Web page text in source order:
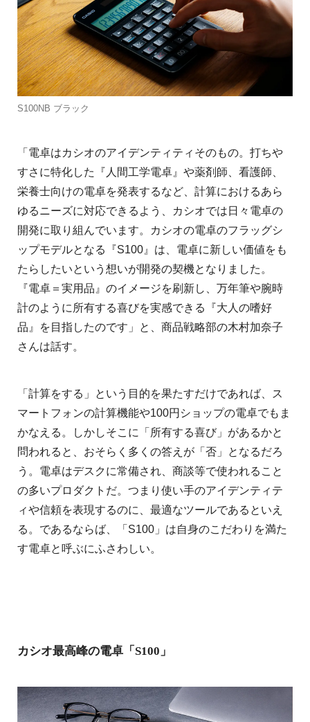
S100NB ブラック
「電卓はカシオのアイデンティティそのもの。打ちや
すさに特化した『人間工学電卓』や薬剤師、看護師、
栄養士向けの電卓を発表するなど、計算におけるあら
ゆるニーズに対応できるよう、カシオでは日々電卓の
開発に取り組んでいます。カシオの電卓のフラッグシ
ップモデルとなる『S100』は、電卓に新しい価値をも
たらしたいという想いが開発の契機となりました。
『電卓＝実用品』のイメージを刷新し、万年筆や腕時
計のように所有する喜びを実感できる『大人の嗜好
品』を目指したのです」と、商品戦略部の木村加奈子
さんは話す。
「計算をする」という目的を果たすだけであれば、ス
マートフォンの計算機能や100円ショップの電卓でもま
かなえる。しかしそこに「所有する喜び」があるかと
問われると、おそらく多くの答えが「否」となるだろ
う。電卓はデスクに常備され、商談等で使われること
の多いプロダクトだ。つまり使い手のアイデンティテ
ィや信頼を表現するのに、最適なツールであるといえ
る。であるならば、「S100」は自身のこだわりを満た
す電卓と呼ぶにふさわしい。
カシオ最高峰の電卓「S100」